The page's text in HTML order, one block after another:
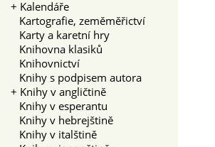
+ Kalendáře
Kartografie, zeměměřictví
Karty a karetní hry
Knihovna klasiků
Knihovnictví
Knihy s podpisem autora
+ Knihy v angličtině
Knihy v esperantu
Knihy v hebrejštině
Knihy v italštině